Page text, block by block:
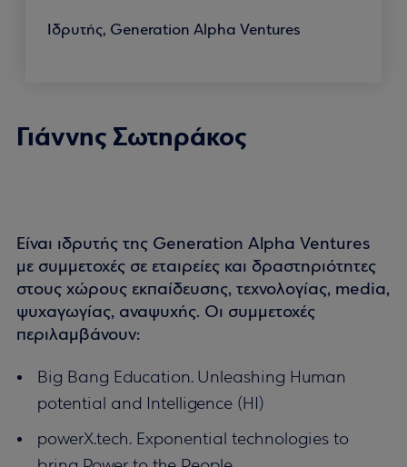
Ιδρυτής, Generation Alpha Ventures
Γιάννης Σωτηράκος
Είναι ιδρυτής της Generation Alpha Ventures
με συμμετοχές σε εταιρείες και δραστηριότητες
στους χώρους εκπαίδευσης, τεχνολογίας, media,
ψυχαγωγίας, αναψυχής. Οι συμμετοχές
περιλαμβάνουν:
Big Bang Education. Unleashing Human
potential and Intelligence (HI)
powerX.tech. Exponential technologies to